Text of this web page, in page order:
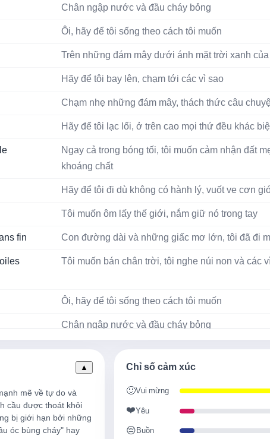
Chân ngập nước và đầu cháy bỏng
Ôi, hãy để tôi sống theo cách tôi muốn
Trên những đám mây dưới ánh mặt trời xanh
Hãy để tôi bay lên, chạm tới các vì sao
Chạm nhẹ những đám mây, thách thức câu
Hãy để tôi lạc lối, ở trên cao mọi thứ đều khác
Ngay cả trong bóng tối, tôi muốn cảm nhận đất
khoáng chất
Hãy để tôi đi dù không có hành lý, vuốt ve cơn
Tôi muốn ôm lấy thế giới, nắm giữ nó trong tay
fin
Con đường dài và những giấc mơ lớn, tôi đã đi
Tôi muốn bán chân trời, tôi nghe núi non và các
Ôi, hãy để tôi sống theo cách tôi muốn
Chân ngập nước và đầu cháy bỏng
Trên những đám mây dưới ánh mặt trời xanh của
Ôi, hãy để tôi sống theo cách tôi muốn
Dưới các vì sao, dưới ánh trăng cháy bỏng
▲
cầu được thoát khỏi
bị giới hạn bởi những
óc bùng cháy" hay
Chỉ số cảm xúc
🙂Vui mừng
❤️Yêu
😔Buồn